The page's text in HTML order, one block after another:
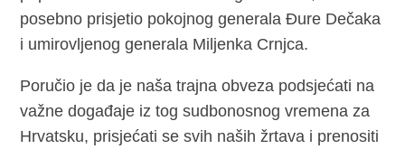
posebno prisjetio pokojnog generala Đure Dečaka
i umirovljenog generala Miljenka Crnjca.
Poručio je da je naša trajna obveza podsjećati na
važne događaje iz tog sudbonosnog vremena za
Hrvatsku, prisjećati se svih naših žrtava i prenositi